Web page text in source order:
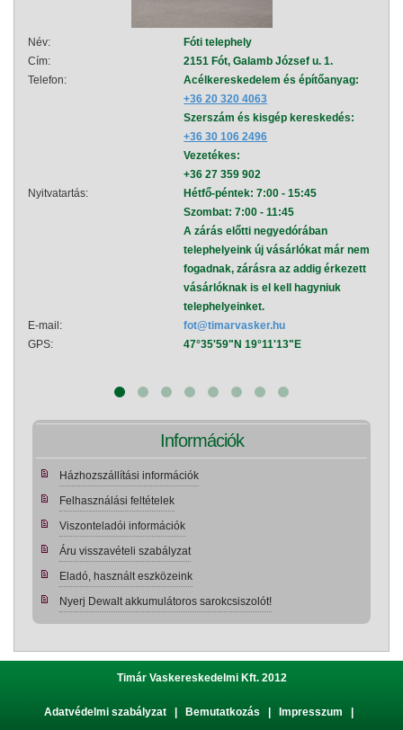
Név:
Fóti telephely
Cím:
2151 Fót, Galamb József u. 1.
Telefon:
Acélkereskedelem és építőanyag:
+36 20 320 4063
Szerszám és kisgép kereskedés:
+36 30 106 2496
Vezetékes:
+36 27 359 902
Nyitvatartás:
Hétfő-péntek: 7:00 - 15:45
Szombat: 7:00 - 11:45
A zárás előtti negyedórában
telephelyeink új vásárlókat már nem
fogadnak, zárásra az addig érkezett
vásárlóknak is el kell hagyniuk
telephelyeinket.
E-mail:
fot@timarvasker.hu
GPS:
47°35'59"N 19°11'13"E
Információk
Házhozszállítási információk
Felhasználási feltételek
Viszonteladói információk
Áru visszavételi szabályzat
Eladó, használt eszközeink
Nyerj Dewalt akkumulátoros sarokcsiszolót!
Timár Vaskereskedelmi Kft. 2012
Adatvédelmi szabályzat Bemutatkozás Impresszum